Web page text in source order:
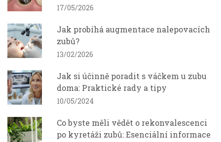
17/05/2026
Jak probíhá augmentace nalepovacích
zubů?
13/02/2026
Jak si účinně poradit s váčkem u zubu
doma: Praktické rady a tipy
10/05/2024
Co byste měli vědět o rekonvalescenci
po kyretáži zubů: Esenciální informace